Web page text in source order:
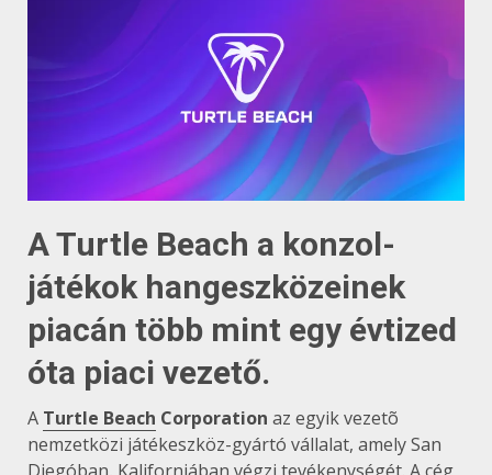
A Turtle Beach a konzol-
játékok hangeszközeinek
piacán több mint egy évtized
óta piaci vezető.
A Turtle Beach Corporation az egyik vezetõ
nemzetközi játékeszköz-gyártó vállalat, amely San